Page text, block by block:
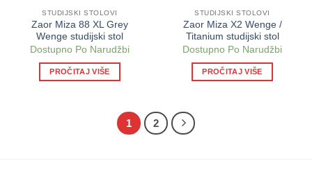
STUDIJSKI STOLOVI
Zaor Miza 88 XL Grey
Wenge studijski stol
Dostupno Po Narudžbi
PROČITAJ VIŠE
STUDIJSKI STOLOVI
Zaor Miza X2 Wenge /
Titanium studijski stol
Dostupno Po Narudžbi
PROČITAJ VIŠE
1 2